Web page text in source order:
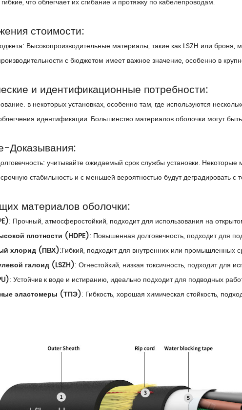
что облегчает их сгибание и протяжку по кабелепроводам.
стоимости:
Высокопроизводительные материалы, такие как LSZH или броня,
с бюджетом имеет важное значение, особенно в
и идентификационные потребности:
в некоторых установках, особенно там, где используются
идентификации. Большинство материалов оболочки могут
Доказывания:
учитывайте ожидаемый срок службы установки. Некоторые
стабильность и с меньшей вероятностью будут деградировать с
материалов оболочки:
: Прочный, атмосферостойкий, подходит для использования на
плотности (HDPE): Повышенная долговечность, подходит для
хлорид (ПВХ):Гибкий, подходит для внутренних или промышленных
галоид (LSZH): Огнестойкий, низкая токсичность, подходит для
: Устойчив к воде и истиранию, идеально подходит для подводных
эластомеры (ТПЭ): Гибкость, хорошая химическая стойкость,